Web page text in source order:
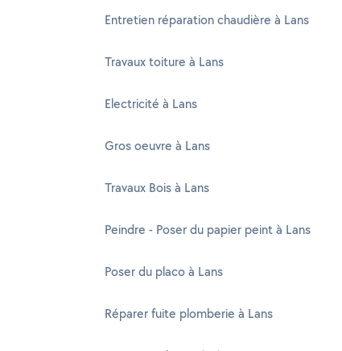
Entretien réparation chaudière à Lans
Travaux toiture à Lans
Electricité à Lans
Gros oeuvre à Lans
Travaux Bois à Lans
Peindre - Poser du papier peint à Lans
Poser du placo à Lans
Réparer fuite plomberie à Lans